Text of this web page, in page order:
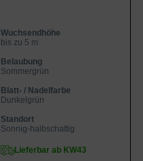
Wuchsendhöhe
bis zu 5 m
Belaubung
Sommergrün
Blatt- / Nadelfarbe
Dunkelgrün
Standort
Sonnig-halbschattig
Lieferbar ab KW43